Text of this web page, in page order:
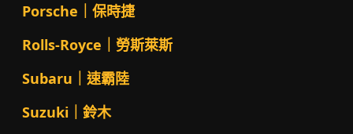
Porsche｜保時捷
Rolls-Royce｜勞斯萊斯
Subaru｜速霸陸
Suzuki｜鈴木